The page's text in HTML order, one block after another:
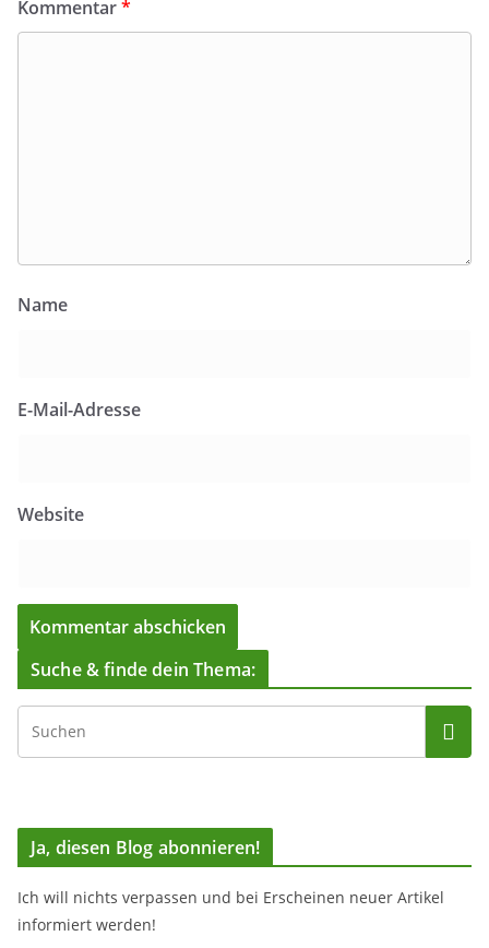
Kommentar*
Name
E-Mail-Adresse
Website
Suche & finde dein Thema:
Ja, diesen Blog abonnieren!
Ich will nichts verpassen und bei Erscheinen neuer Artikel
informiert werden!